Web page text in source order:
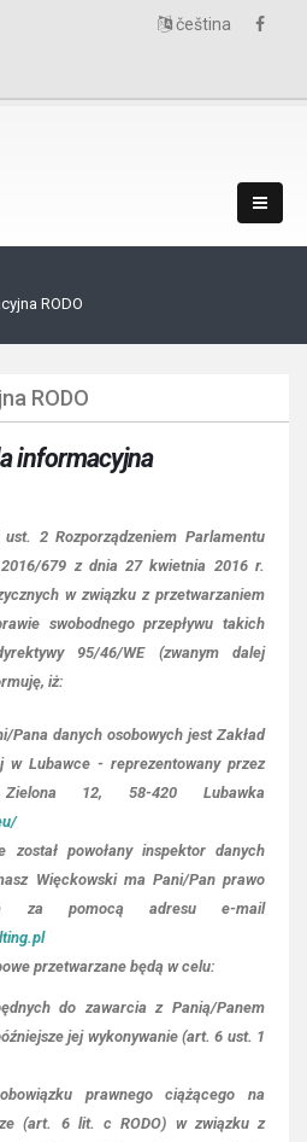
čeština
RODO
RODO
informacyjna
2 Rozporządzeniem Parlamentu
679 z dnia 27 kwietnia 2016 r.
w związku z przetwarzaniem
swobodnego przepływu takich
95/46/WE (zwanym dalej
iż:
Pana danych osobowych jest Zakład
w Lubawce - reprezentowany przez
12, 58-420 Lubawka
został powołany inspektor danych
Więckowski ma Pani/Pan prawo
za pomocą adresu e-mail
przetwarzane będą w celu:
do zawarcia z Panią/Panem
jej wykonywanie (art. 6 ust. 1
prawnego ciążącego na
(art. 6 lit. c RODO) w związku z